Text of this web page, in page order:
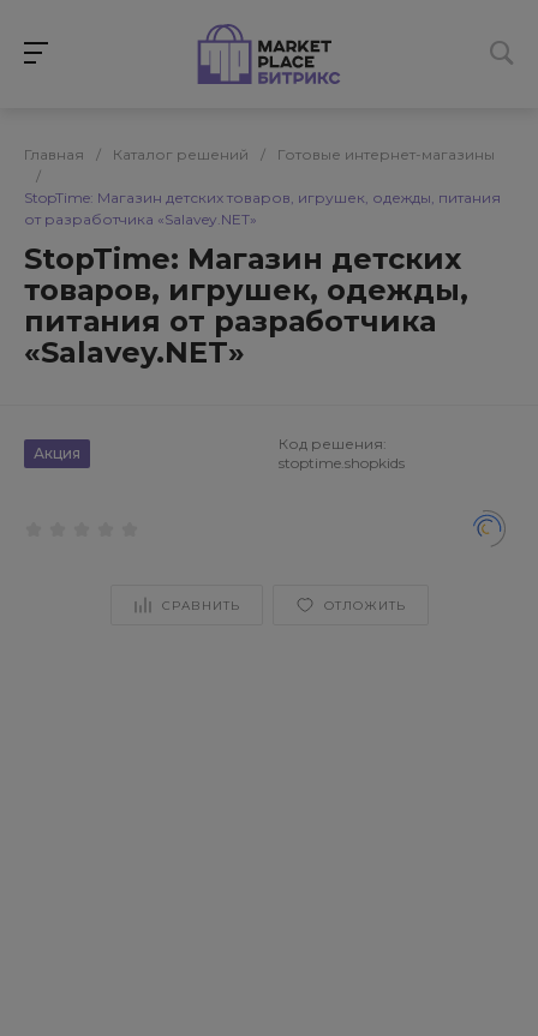
Главная / Каталог решений /
Готовые интернет-магазины
/
StopTime: Магазин детских товаров, игрушек, одежды, питания
от разработчика «Salavey.NET»
StopTime: Магазин детских
товаров, игрушек, одежды,
питания от разработчика
«Salavey.NET»
Акция
Код решения:
stoptime.shopkids
СРАВНИТЬ ОТЛОЖИТЬ